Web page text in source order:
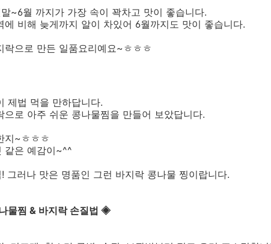
~6월 까지가 가장 속이 꽉차고 맛이 좋습니다.
에 비해 늦게까지 알이 차있어 6월까지도 맛이 좋습니다.
락으로 만든 일품요리예요~ㅎㅎㅎ
제법 먹을 만하답니다.
로 아주 쉬운 콩나물찜을 만들어 보았답니다.
지~ㅎㅎㅎ
같은 예감이~^^
그러나 맛은 명품인 그런 바지락 콩나물 찡이랍니다.
물찜 & 바지락 손질법 ◈